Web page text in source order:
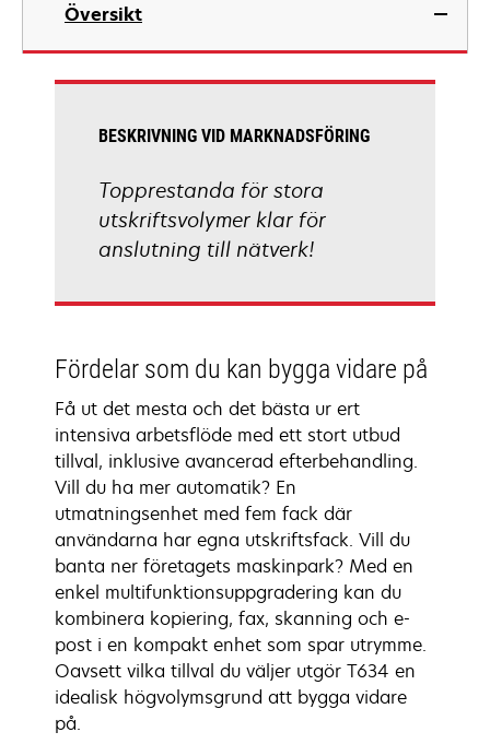
new
Översikt
BESKRIVNING VID MARKNADSFÖRING
Topprestanda för stora
utskriftsvolymer klar för
anslutning till nätverk!
Fördelar som du kan bygga vidare på
Få ut det mesta och det bästa ur ert
intensiva arbetsflöde med ett stort utbud
tillval, inklusive avancerad efterbehandling.
Vill du ha mer automatik? En
utmatningsenhet med fem fack där
användarna har egna utskriftsfack. Vill du
banta ner företagets maskinpark? Med en
enkel multifunktionsuppgradering kan du
kombinera kopiering, fax, skanning och e-
post i en kompakt enhet som spar utrymme.
Oavsett vilka tillval du väljer utgör T634 en
idealisk högvolymsgrund att bygga vidare
på.